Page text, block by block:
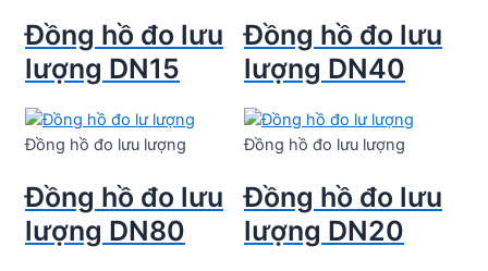
Đồng hồ đo lưu
lượng DN15
Đồng hồ đo lưu
lượng DN40
Đồng hồ đo lưu lượng
Đồng hồ đo lưu
lượng DN80
Đồng hồ đo lưu lượng
Đồng hồ đo lưu
lượng DN20